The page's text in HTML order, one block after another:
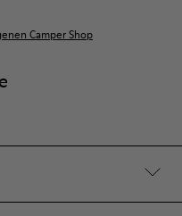
Camper Shop